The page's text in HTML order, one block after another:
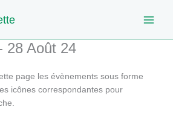
28 Août 24
page les évènements sous forme
icônes correspondantes pour